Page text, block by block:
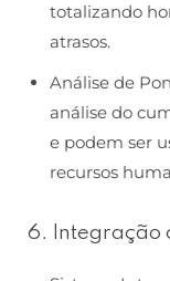
totalizando
atrasos.
Análise de
análise do
e podem ser
recursos
6. Integração